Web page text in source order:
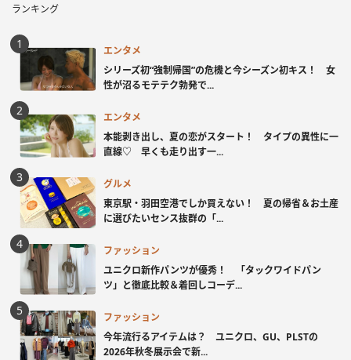
ランキング
エンタメ
シリーズ初“強制帰国”の危機と今シーズン初キス！ 女
性が沼るモテテク勃発で...
エンタメ
本能剥き出し、夏の恋がスタート！ タイプの異性に一
直線♡ 早くも走り出す一...
グルメ
東京駅・羽田空港でしか買えない！ 夏の帰省＆お土産
に選びたいセンス抜群の「...
ファッション
ユニクロ新作パンツが優秀！ 「タックワイドパン
ツ」と徹底比較＆着回しコーデ...
ファッション
今年流行るアイテムは？ ユニクロ、GU、PLSTの
2026年秋冬展示会で新...